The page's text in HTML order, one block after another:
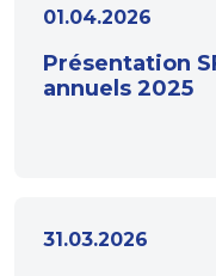
01.04.2026
Présentation
annuels 2025
31.03.2026